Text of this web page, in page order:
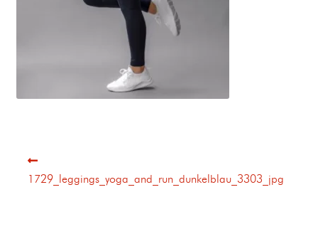
1729_leggings_yoga_and_run_dunkelblau_3303_jpg